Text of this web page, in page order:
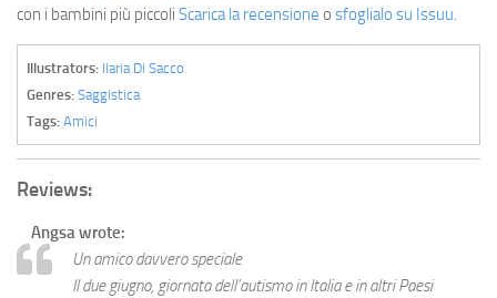
con i bambini più piccoli Scarica la recensione o sfoglialo su Issuu.
Illustrators: Ilaria Di Sacco
Genres: Saggistica
Tags: Amici
Reviews:
Angsawrote:
Un amico davvero speciale
Il due giugno, giornata dell’autismo in Italia e in altri Paesi